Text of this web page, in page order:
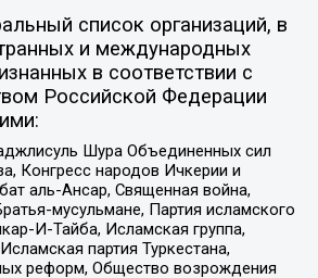
список организаций, в
и международных
в соответствии с
Российской Федерации
Шура Объединенных сил
Конгресс народов Ичкерии и
аль-Ансар, Священная война,
мусульмане, Партия исламского
И-Тайба, Исламская группа,
партия Туркестана,
реформ, Общество возрождения